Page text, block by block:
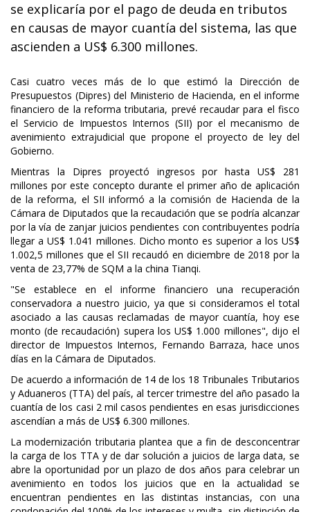
se explicaría por el pago de deuda en tributos
en causas de mayor cuantía del sistema, las que
ascienden a US$ 6.300 millones.
Casi cuatro veces más de lo que estimó la Dirección de
Presupuestos (Dipres) del Ministerio de Hacienda, en el informe
financiero de la reforma tributaria, prevé recaudar para el fisco
el Servicio de Impuestos Internos (SII) por el mecanismo de
avenimiento extrajudicial que propone el proyecto de ley del
Gobierno.
Mientras la Dipres proyectó ingresos por hasta US$ 281
millones por este concepto durante el primer año de aplicación
de la reforma, el SII informó a la comisión de Hacienda de la
Cámara de Diputados que la recaudación que se podría alcanzar
por la vía de zanjar juicios pendientes con contribuyentes podría
llegar a US$ 1.041 millones. Dicho monto es superior a los US$
1.002,5 millones que el SII recaudó en diciembre de 2018 por la
venta de 23,77% de SQM a la china Tianqi.
"Se establece en el informe financiero una recuperación
conservadora a nuestro juicio, ya que si consideramos el total
asociado a las causas reclamadas de mayor cuantía, hoy ese
monto (de recaudación) supera los US$ 1.000 millones", dijo el
director de Impuestos Internos, Fernando Barraza, hace unos
días en la Cámara de Diputados.
De acuerdo a información de 14 de los 18 Tribunales Tributarios
y Aduaneros (TTA) del país, al tercer trimestre del año pasado la
cuantía de los casi 2 mil casos pendientes en esas jurisdicciones
ascendían a más de US$ 6.300 millones.
La modernización tributaria plantea que a fin de desconcentrar
la carga de los TTA y de dar solución a juicios de larga data, se
abre la oportunidad por un plazo de dos años para celebrar un
avenimiento en todos los juicios que en la actualidad se
encuentran pendientes en las distintas instancias, con una